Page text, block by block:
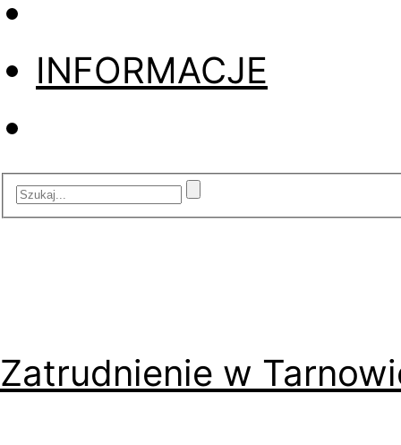
INFORMACJE
Zatrudnienie w